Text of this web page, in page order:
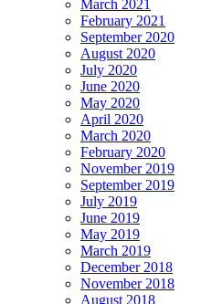
March 2021
February 2021
September 2020
August 2020
July 2020
June 2020
May 2020
April 2020
March 2020
February 2020
November 2019
September 2019
July 2019
June 2019
May 2019
March 2019
December 2018
November 2018
August 2018